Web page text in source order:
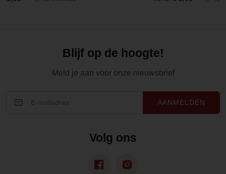
Blijf op de hoogte!
Meld je aan voor onze nieuwsbrief
AANMELDEN
Volg ons